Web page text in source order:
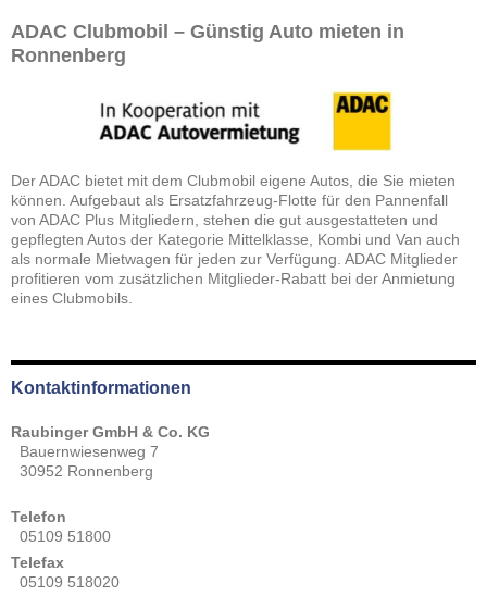
ADAC Clubmobil – Günstig Auto mieten in
Ronnenberg
Der ADAC bietet mit dem Clubmobil eigene Autos, die Sie mieten
können. Aufgebaut als Ersatzfahrzeug-Flotte für den Pannenfall
von ADAC Plus Mitgliedern, stehen die gut ausgestatteten und
gepflegten Autos der Kategorie Mittelklasse, Kombi und Van auch
als normale Mietwagen für jeden zur Verfügung. ADAC Mitglieder
profitieren vom zusätzlichen Mitglieder-Rabatt bei der Anmietung
eines Clubmobils.
Kontaktinformationen
Raubinger GmbH & Co. KG
Bauernwiesenweg 7
30952 Ronnenberg
Telefon
05109 51800
Telefax
05109 518020